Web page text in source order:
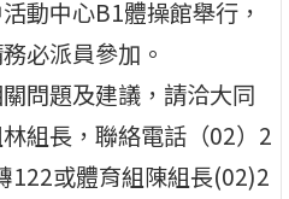
動中心B1體操館舉行，
必派員參加。
問題及建議，請洽大同
組長，聯絡電話（02）2
122或體育組陳組長(02)2